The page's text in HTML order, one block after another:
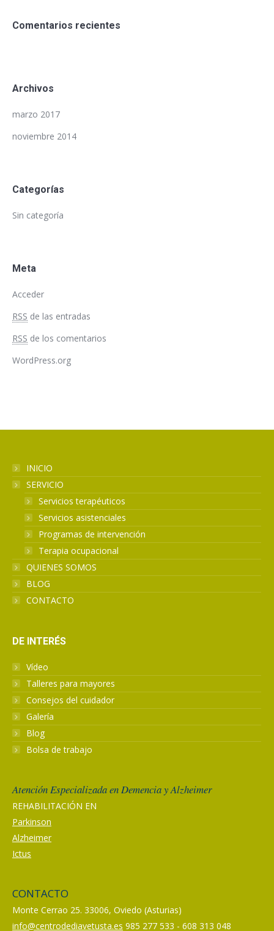
Comentarios recientes
Archivos
marzo 2017
noviembre 2014
Categorías
Sin categoría
Meta
Acceder
RSS de las entradas
RSS de los comentarios
WordPress.org
INICIO
SERVICIO
Servicios terapéuticos
Servicios asistenciales
Programas de intervención
Terapia ocupacional
QUIENES SOMOS
BLOG
CONTACTO
DE INTERÉS
Vídeo
Talleres para mayores
Consejos del cuidador
Galería
Blog
Bolsa de trabajo
Atención Especializada en Demencia y Alzheimer
REHABILITACIÓN EN
Parkinson
Alzheimer
Ictus
CONTACTO
Monte Cerrao 25. 33006, Oviedo (Asturias)
info@centrodediavetusta.es 985 277 533 - 608 313 048